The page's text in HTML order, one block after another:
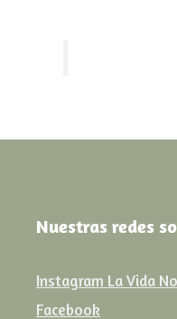
Nuestras redes
Instagram La Vida
Facebook